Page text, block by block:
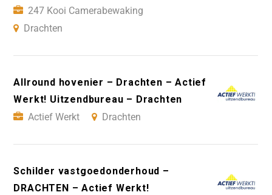
247 Kooi Camerabewaking
Drachten
Allround hovenier – Drachten – Actief
Werkt! Uitzendbureau – Drachten
Actief Werkt
Drachten
Schilder vastgoedonderhoud –
DRACHTEN – Actief Werkt!